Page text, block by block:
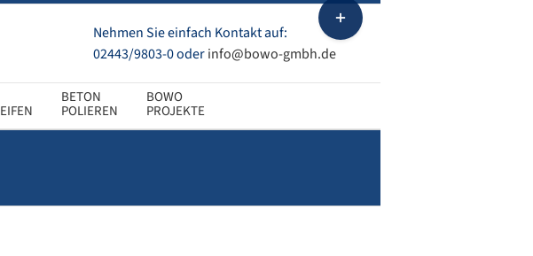
Nehmen Sie einfach Kontakt auf:
02443/9803-0 oderinfo@bowo-gmbh.de
POLIEREN PROJEKTE
Toggle
Sliding
Bar
Area